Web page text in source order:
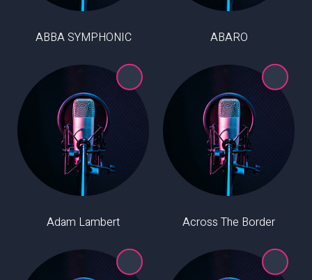
ABARO
ABBA SYMPHONIC
Across The Border
Adam Lambert